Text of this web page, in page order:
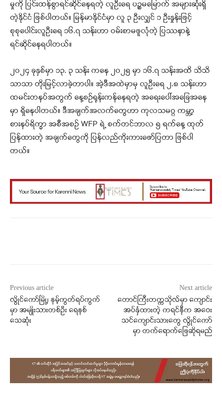
မှုကို ပြင်းထန်စွာရင်ဆိုင်နေရတဲ့ လူဦးရေ ပဉ္စမမြောက် အများဆုံးရှိ
တဲ့နိုင်ငံ ဖြစ်ပါတယ်။ မြန်မာနိုင်ငံမှာ လူ ၃ ဦးလျှင် ၁ ဦးနှုန်းဖြင့်
စုစုပေါင်းလူဦးရေ ၁၆.၇ သန်းဟာ ဝမ်းစာမဖူလုံတဲ့ ပြဿနာနဲ့
ရင်ဆိုင်နေရပါတယ်။
၂၀၂၄ ခုနှစ်မှာ ၁၃. ၃ သန်း ကနေ ၂၀၂၅ မှာ ၁၆.၇ သန်းအထိ သိသိ
သာသာ တိုးမြင့်လာခဲ့တာပါ။ အဲ့ဒီအထဲမှာမှ လူဦးရေ ၂.၈ သန်းဟာ
ထမင်းတနပ်အတွက် နေ့စဉ်ရုန်းကန်နေရတဲ့ အရေးပေါ်အခြေအနေ
မှာ ရှိနေပါတယ်။ ဒီအချက်အလက်တွေဟာ ကုလသမဂ္ဂ ကမ္ဘာ့
စားနပ်ရိက္ခာ အစီအစဉ် WFP ရဲ့ စက်တင်ဘာလ ၅ ရက်နေ့ ထုတ်
ပြန်ထားတဲ့ အချက်တွေကို ပြန်လည်ကိုးကားဖော်ပြတာ​ ဖြစ်ပါ
တယ်။
Previous article
လွိုင်ကော်မြို့၊ နမ့်ကွတ်ရပ်ကွက်
မှာ အမျိုးသားတစ်ဦး ရေနစ်
သေဆုံး
Next article
တောင်ကြီးတက္ကသိုလ်မှာ ကျောင်း
အပ်နှံထားတဲ့ ကရင်နီက အဝေး
သင်ကျောင်းသားတွေ လွိုင်ကော်
မှာ တက်ရောက်ဖြေဆိုရမည်